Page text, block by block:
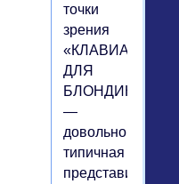
точки
зрения
«КЛАВИАТУРА
ДЛЯ
БЛОНДИНОК»
—
довольно
типичная